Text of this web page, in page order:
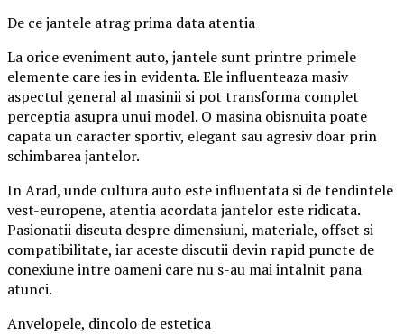
De ce jantele atrag prima data atentia
La orice eveniment auto, jantele sunt printre primele
elemente care ies in evidenta. Ele influenteaza masiv
aspectul general al masinii si pot transforma complet
perceptia asupra unui model. O masina obisnuita poate
capata un caracter sportiv, elegant sau agresiv doar prin
schimbarea jantelor.
In Arad, unde cultura auto este influentata si de tendintele
vest-europene, atentia acordata jantelor este ridicata.
Pasionatii discuta despre dimensiuni, materiale, offset si
compatibilitate, iar aceste discutii devin rapid puncte de
conexiune intre oameni care nu s-au mai intalnit pana
atunci.
Anvelopele, dincolo de estetica